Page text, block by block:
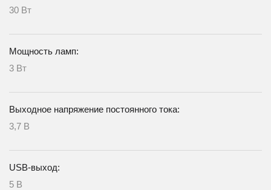
30 Вт
Мощность ламп:
3 Вт
Выходное напряжение постоянного тока:
3,7 В
USB-выход:
5 В